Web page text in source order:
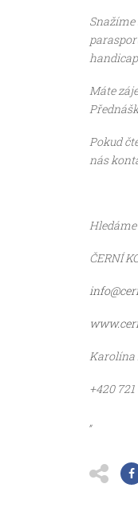
Máte
Pokud
nás
ČERNÍ
Karolína
+420 721
„